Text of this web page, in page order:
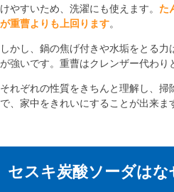
けやすいため、洗濯にも使えます。 た
が重曹よりも上回ります。
しかし、鍋の焦げ付きや水垢をとる
が強いです。重曹はクレンザー代わり
それぞれの性質をきちんと理解し、掃
で、家中をきれいにすることが出来ま
セスキ炭酸ソーダはな